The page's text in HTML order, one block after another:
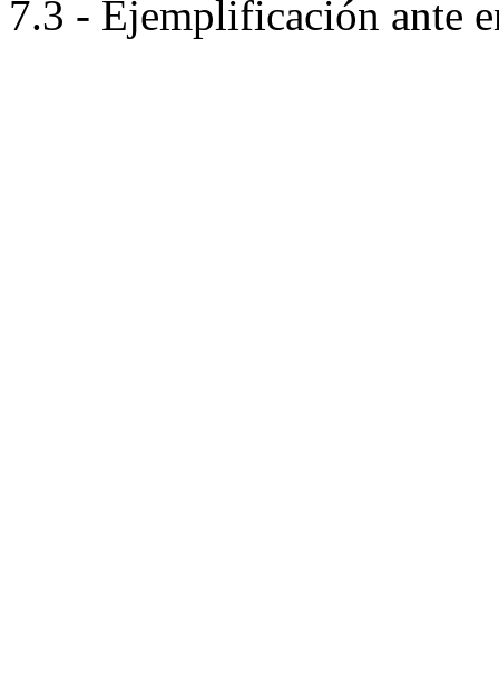
7.3 - Ejemplificación ante